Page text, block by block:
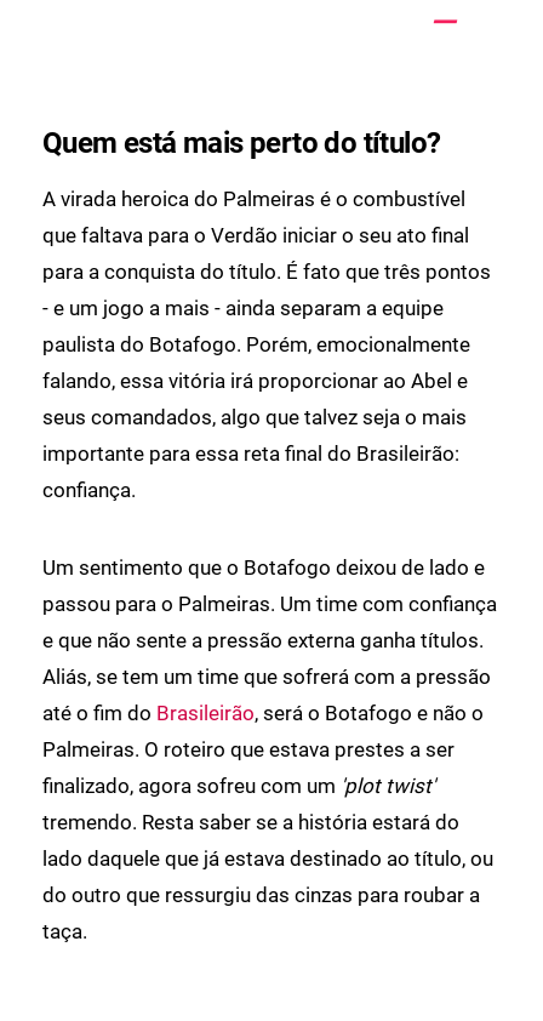
Quem está mais perto do título?
A virada heroica do Palmeiras é o combustível
que faltava para o Verdão iniciar o seu ato final
para a conquista do título. É fato que três pontos
- e um jogo a mais - ainda separam a equipe
paulista do Botafogo. Porém, emocionalmente
falando, essa vitória irá proporcionar ao Abel e
seus comandados, algo que talvez seja o mais
importante para essa reta final do Brasileirão:
confiança.
Um sentimento que o Botafogo deixou de lado e
passou para o Palmeiras. Um time com confiança
e que não sente a pressão externa ganha títulos.
Aliás, se tem um time que sofrerá com a pressão
até o fim do Brasileirão, será o Botafogo e não o
Palmeiras. O roteiro que estava prestes a ser
finalizado, agora sofreu com um 'plot twist'
tremendo. Resta saber se a história estará do
lado daquele que já estava destinado ao título, ou
do outro que ressurgiu das cinzas para roubar a
taça.